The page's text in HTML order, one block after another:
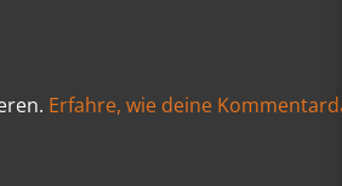
Erfahre, wie deine